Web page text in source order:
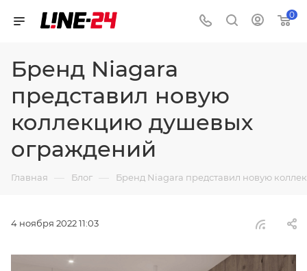
0
Бренд Niagara
представил новую
коллекцию душевых
ограждений
Главная — Блог — Бренд Niagara представил новую
4 ноября 2022 11:03